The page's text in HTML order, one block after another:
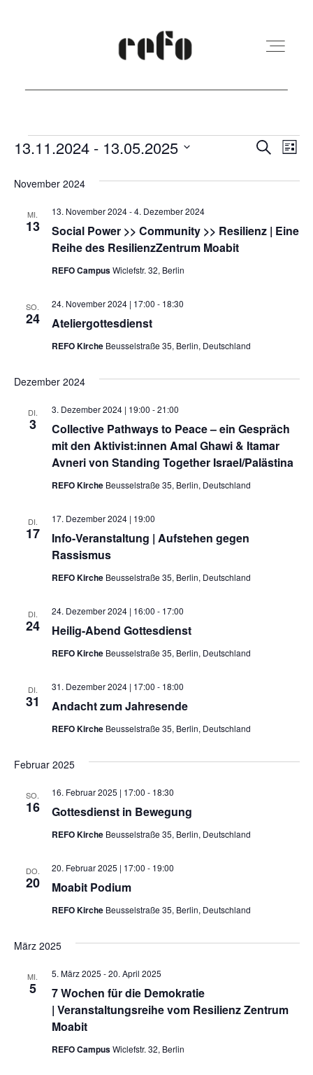
REFO Moabit
Terminkalender
Kita
Vermietung
Kontakt
Veranstaltungen SucheListe
13.11.2024 - 13.05.2025
wählen.
November 2024
MI.
13
Social Power >> Community >> Resilienz | Eine
Reihe des ResilienzZentrum Moabit
13. November 2024-4. Dezember 2024
REFO CampusWiclefstr. 32, Berlin
SO.
24 Ateliergottesdienst
24. November 2024 | 17:00 - 18:30
REFO Kirche Beusselstraße 35, Berlin, Deutschland
Dezember 2024
DI.
3
Collective Pathways to Peace – ein Gespräch
mit den Aktivist:innen Amal Ghawi & Itamar
Avneri von Standing Together Israel/Palästina
3. Dezember 2024 | 19:00 -21:00
REFO Kirche Beusselstraße 35, Berlin, Deutschland
DI.
17
Info-Veranstaltung | Aufstehen gegen
Rassismus
17. Dezember 2024 | 19:00
REFO Kirche Beusselstraße 35, Berlin, Deutschland
DI.
24 Heilig-Abend Gottesdienst
24. Dezember 2024 | 16:00 - 17:00
REFO Kirche Beusselstraße 35, Berlin, Deutschland
DI.
31 Andacht zum Jahresende
31. Dezember 2024 | 17:00 - 18:00
REFO Kirche Beusselstraße 35, Berlin, Deutschland
Februar 2025
SO.
16 Gottesdienst in Bewegung
16. Februar 2025 | 17:00 - 18:30
REFO Kirche Beusselstraße 35, Berlin, Deutschland
DO.
20 Moabit Podium
20. Februar 2025 | 17:00 - 19:00
REFO Kirche Beusselstraße 35, Berlin, Deutschland
März 2025
MI.
5
7 Wochen für die Demokratie
| Veranstaltungsreihe vom Resilienz Zentrum
Moabit
5. März 2025 -20. April 2025
REFO CampusWiclefstr. 32, Berlin